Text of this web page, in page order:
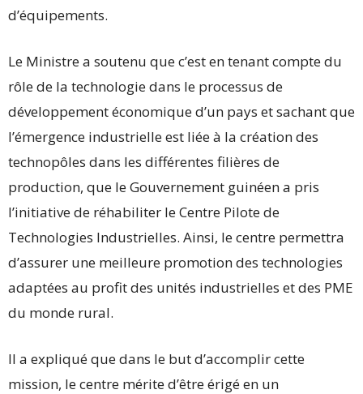
d’équipements.
Le Ministre a soutenu que c’est en tenant compte du
rôle de la technologie dans le processus de
développement économique d’un pays et sachant que
l’émergence industrielle est liée à la création des
technopôles dans les différentes filières de
production, que le Gouvernement guinéen a pris
l’initiative de réhabiliter le Centre Pilote de
Technologies Industrielles. Ainsi, le centre permettra
d’assurer une meilleure promotion des technologies
adaptées au profit des unités industrielles et des PME
du monde rural.
Il a expliqué que dans le but d’accomplir cette
mission, le centre mérite d’être érigé en un